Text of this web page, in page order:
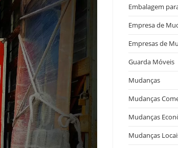
Embalagem
Empresa de
Empresas de
Guarda Móveis
Mudanças
Mudanças
Mudanças
Mudanças